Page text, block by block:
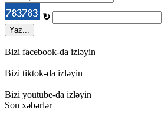
↻
Yaz...
Bizi facebook-da izləyin
Bizi tiktok-da izləyin
Bizi youtube-da izləyin
Son xəbərlər